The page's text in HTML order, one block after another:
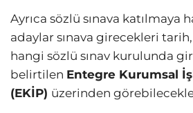
Ayrıca sözlü sınava katılmaya
adaylar sınava girecekleri
hangi sözlü sınav kurulunda
belirtilen Entegre Kurumsal
(EKİP) üzerinden